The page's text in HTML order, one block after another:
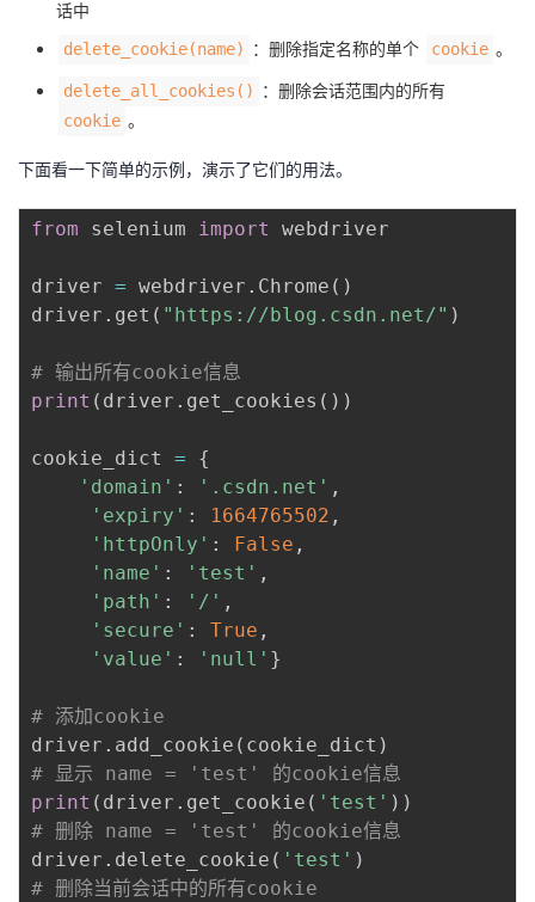
话中
delete_cookie(name) ：删除指定名称的单个 cookie 。
delete_all_cookies() ：删除会话范围内的所有
cookie 。
下面看一下简单的示例，演示了它们的用法。
from selenium import webdriver
driver = webdriver . Chrome ( )
driver . get ( "https://blog.csdn.net/" )
# 输出所有cookie信息
print ( driver . get_cookies ( ) )
cookie_dict =
{
'domain' : '.csdn.net' ,
'expiry' : 1664765502 ,
'httpOnly' : False ,
'name' : 'test' ,
'path' : '/' ,
'secure' : True ,
'value' : 'null' }
# 添加cookie
driver . add_cookie ( cookie_dict )
# 显示 name = 'test' 的cookie信息
print ( driver . get_cookie ( 'test' ) )
# 删除 name = 'test' 的cookie信息
driver . delete_cookie ( 'test' )
# 删除当前会话中的所有cookie